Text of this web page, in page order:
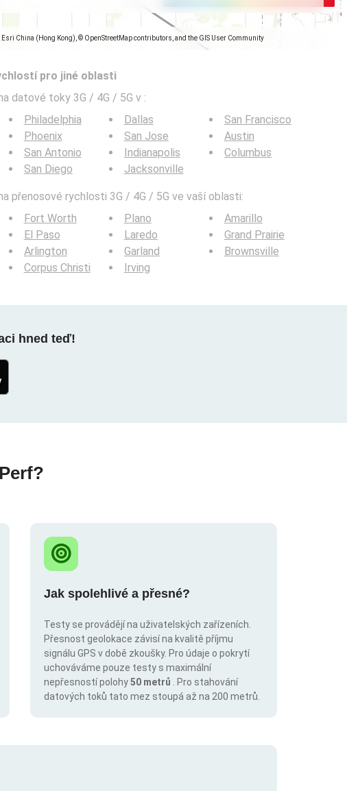
Esri China (Hong Kong), © OpenStreetMap contributors, and the GIS User Community
pro jiné oblasti
datové toky 3G / 4G / 5G v :
Philadelphia
Phoenix
San Antonio
San Diego
Dallas
San Jose
Indianapolis
Jacksonville
San Francisco
Austin
Columbus
přenosové rychlosti 3G / 4G / 5G ve vaší oblasti:
Fort Worth
El Paso
Arlington
Corpus Christi
Plano
Laredo
Garland
Irving
Amarillo
Grand Prairie
Brownsville
hned teď!
Jak spolehlivé a přesné?
Testy se provádějí na uživatelských zařízeních.
Přesnost geolokace závisí na kvalitě příjmu
signálu GPS v době zkoušky. Pro údaje o pokrytí
uchováváme pouze testy s maximální
nepřesností polohy50 metrů
. Pro stahování
datových toků tato mez stoupá až na 200 metrů.